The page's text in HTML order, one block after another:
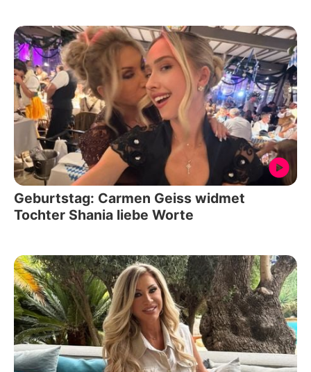
Geburtstag: Carmen Geiss widmet
Tochter Shania liebe Worte